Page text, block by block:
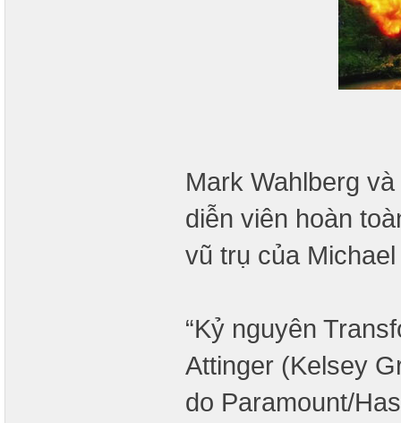
Mark Wahlberg
diễn viên hoàn
vũ trụ của Michael
“Kỷ nguyên
Attinger (Kelsey
do Paramount/